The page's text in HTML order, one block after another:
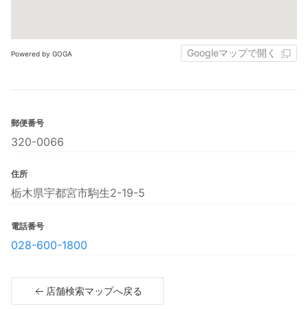
Powered by GOGA Googleマップで開く
郵便番号
320-0066
住所
栃木県宇都宮市駒生2-19-5
電話番号
028-600-1800
店舗検索マップへ戻る